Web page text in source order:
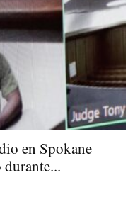
en Spokane